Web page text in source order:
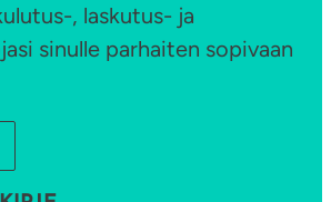
, laskutus- ja
sinulle parhaiten sopivaan